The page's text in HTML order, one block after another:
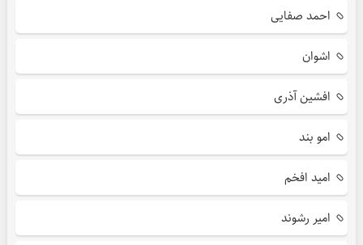
احمد صفایی
اشوان
افشین آذری
امو بند
امید افخم
امیر رشوند